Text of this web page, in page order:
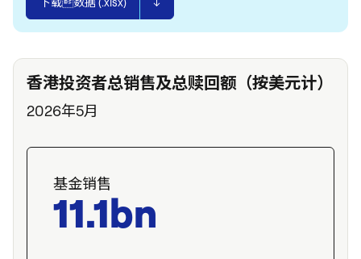
香港投资者总销售及总赎回额（按美元计）
2026年5月
基金销售
11.1bn